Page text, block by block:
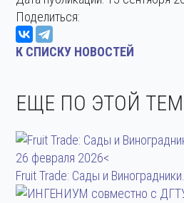
Поделиться:
К СПИСКУ НОВОСТЕЙ
ЕЩЕ ПО ЭТОЙ
26 февраля 2026<
Fruit Trade: Сады и